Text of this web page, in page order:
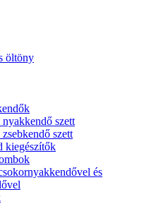
öltöny
szett
szett
kiegészítők
és